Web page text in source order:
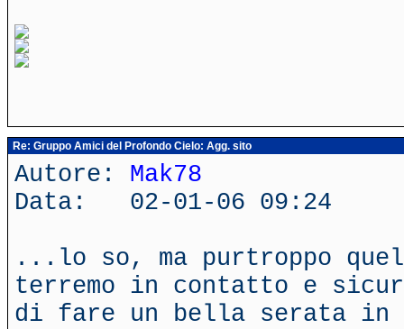
Re: Gruppo Amici del Profondo Cielo: Agg. sito
Autore: Mak78
Data: 02-01-06 09:24
...lo so, ma purtroppo
terremo in contatto e
di fare un bella serata in